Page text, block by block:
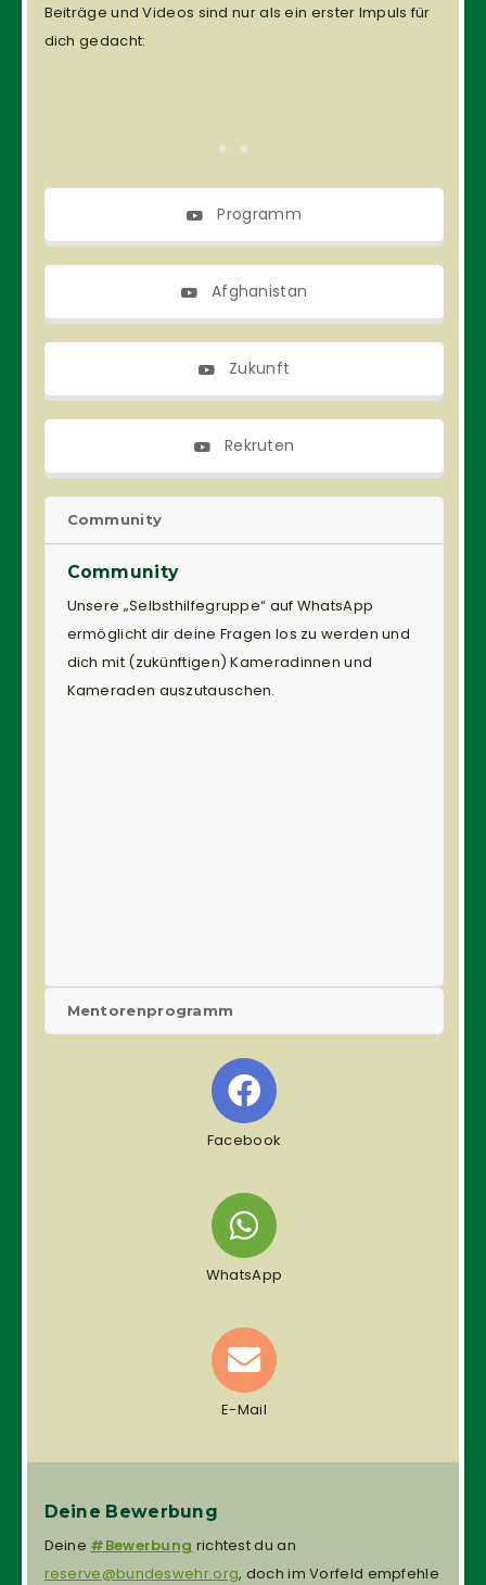
Beiträge und Videos sind nur als ein erster Impuls für
dich gedacht:
Programm
Afghanistan
Zukunft
Rekruten
Community
Community
Unsere „Selbsthilfegruppe“ auf WhatsApp
ermöglicht dir deine Fragen los zu werden und
dich mit (zukünftigen) Kameradinnen und
Kameraden auszutauschen.
Mentorenprogramm
Facebook
WhatsApp
E-Mail
Deine Bewerbung
Deine #Bewerbung richtest du an
reserve@bundeswehr.org, doch im Vorfeld empfehle